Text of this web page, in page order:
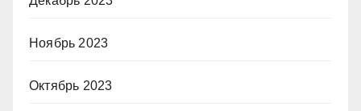
Ноябрь 2023
Октябрь 2023